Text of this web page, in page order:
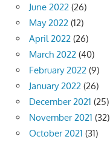
June 2022 (26)
May 2022 (12)
April 2022 (26)
March 2022 (40)
February 2022 (9)
January 2022 (26)
December 2021 (25)
November 2021 (32)
October 2021 (31)